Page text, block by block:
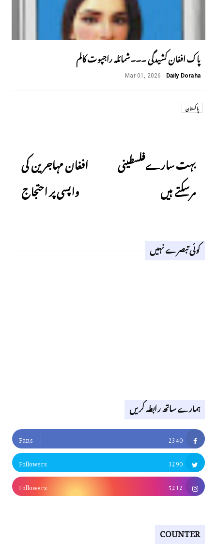
پاک افغان کشیدگی ۔۔۔شمائلہ راجپوت کالم
Daily Doraha
Mar 01, 2026
پاکستان
بہت سارےفلسطینی
مرسکتے ہیں
افغان مہاجرین کی
واپسی پر احتجاج
کوئی تبصرے نہیں
ہمارے ساتھ رابطہ کریں
2340
Fans
3290
Followers
5212
Followers
COUNTER